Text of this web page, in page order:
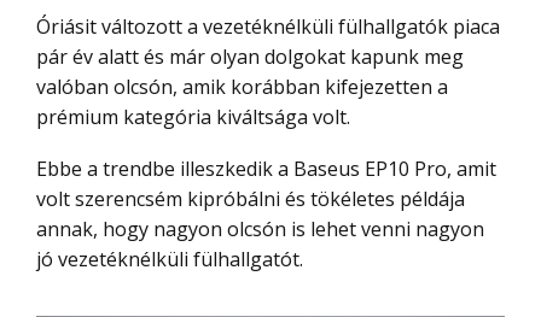
Óriásit változott a vezetéknélküli fülhallgatók piaca
pár év alatt és már olyan dolgokat kapunk meg
valóban olcsón, amik korábban kifejezetten a
prémium kategória kiváltsága volt.
Ebbe a trendbe illeszkedik a Baseus EP10 Pro, amit
volt szerencsém kipróbálni és tökéletes példája
annak, hogy nagyon olcsón is lehet venni nagyon
jó vezetéknélküli fülhallgatót.